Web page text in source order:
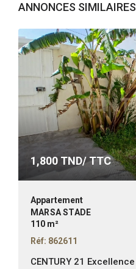
ANNONCES SIMILAIRES
1,800 TND/ TTC
Appartement
MARSA STADE
110 m²
Réf: 862611
CENTURY 21 Excellence